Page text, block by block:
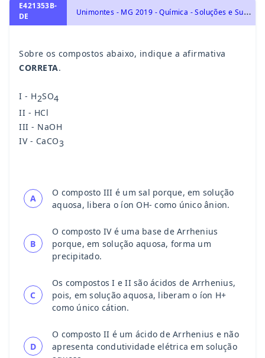
E421353B-
DE
U
nimontes - MG 2019 - Química - Soluções e Substâncias Inorgânicas, Substâncias Inorgânicas e suas características: Ácidos, Bases, Sais e Óxidos. Reações de Neutralização.
Sobre os compostos abaixo, indique a afirmativa
CORRETA.
I - H2SO4
II - HCl
III - NaOH
IV - CaCO3
A
O composto III é um sal porque, em solução
aquosa, libera o íon OH- como único ânion.
B
O composto IV é uma base de Arrhenius
porque, em solução aquosa, forma um
precipitado.
C
Os compostos I e II são ácidos de Arrhenius,
pois, em solução aquosa, liberam o íon H+
como único cátion.
D
O composto II é um ácido de Arrhenius e não
apresenta condutividade elétrica em solução